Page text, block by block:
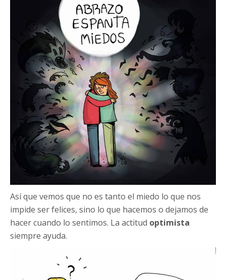
Así que vemos que no es tanto el miedo lo que nos
impide ser felices, sino lo que hacemos o dejamos de
hacer cuando lo sentimos. La actitud optimista
siempre ayuda.